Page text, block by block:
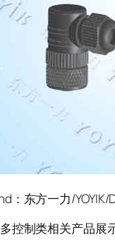
东方一力/YOYIK/
制类相关产品展